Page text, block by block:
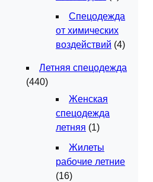
Спецодежда
от химических
воздействий (4)
Летняя спецодежда
(440)
Женская
спецодежда
летняя (1)
Жилеты
рабочие летние
(16)